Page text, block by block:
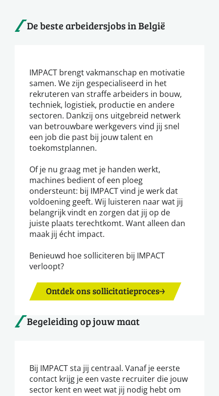
De beste arbeidersjobs in België
IMPACT brengt vakmanschap en motivatie
samen. We zijn gespecialiseerd in het
rekruteren van straffe arbeiders in bouw,
techniek, logistiek, productie en andere
sectoren. Dankzij ons uitgebreid netwerk
van betrouwbare werkgevers vind jij snel
een job die past bij jouw talent en
toekomstplannen.
Of je nu graag met je handen werkt,
machines bedient of een ploeg
ondersteunt: bij IMPACT vind je werk dat
voldoening geeft. Wij luisteren naar wat jij
belangrijk vindt en zorgen dat jij op de
juiste plaats terechtkomt. Want alleen dan
maak jij écht impact.
Benieuwd hoe solliciteren bij IMPACT
verloopt?
Ontdek ons sollicitatieproces
Begeleiding op jouw maat
Bij IMPACT sta jij centraal. Vanaf je eerste
contact krijg je een vaste recruiter die jouw
sector kent en weet wat jij nodig hebt om